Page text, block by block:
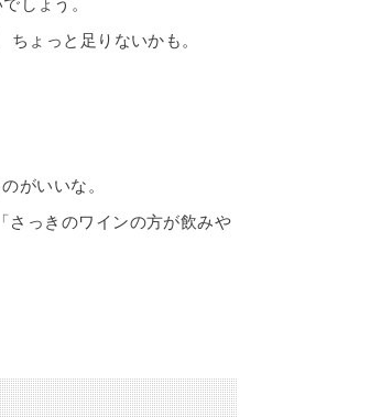
ょっと足りないかも。
がいいな。
さっきのワインの方が飲みや